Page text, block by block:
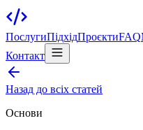
ПослугиПідхідПроєктиFAQ
Контакт
Назад до всіх статей
Основи